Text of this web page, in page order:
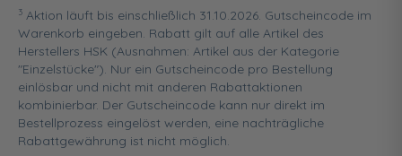
3 Aktion läuft bis einschließlich 31.10.2026. Gutscheincode im
Warenkorb eingeben. Rabatt gilt auf alle Artikel des
Herstellers HSK (Ausnahmen: Artikel aus der Kategorie
"Einzelstücke"). Nur ein Gutscheincode pro Bestellung
einlösbar und nicht mit anderen Rabattaktionen
kombinierbar. Der Gutscheincode kann nur direkt im
Bestellprozess eingelöst werden, eine nachträgliche
Rabattgewährung ist nicht möglich.